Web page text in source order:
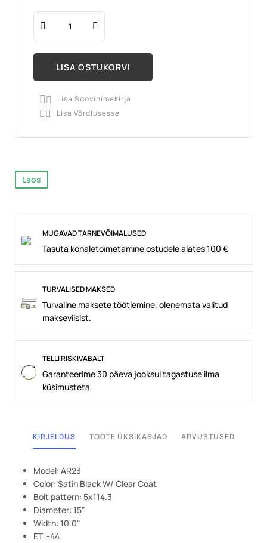
LISA OSTUKORVI

Lisa Soovinimekirja

Lisa Võrdlusesse
Laos
MUGAVAD TARNEVÕIMALUSED
Tasuta kohaletoimetamine ostudele alates 100 €
TURVALISED MAKSED
Turvaline maksete töötlemine, olenemata valitud
makseviisist.
TELLI RISKIVABALT
Garanteerime 30 päeva jooksul tagastuse ilma
küsimusteta.
KIRJELDUS TOOTE ÜKSIKASJAD ARVUSTUSED
Model: AR23
Color: Satin Black W/ Clear Coat
Bolt pattern: 5x114.3
Diameter: 15"
Width: 10.0"
ET: -44